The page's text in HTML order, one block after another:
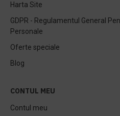
Harta Site
GDPR - Regulamentul General
Personale
Oferte speciale
Blog
CONTUL MEU
Contul meu